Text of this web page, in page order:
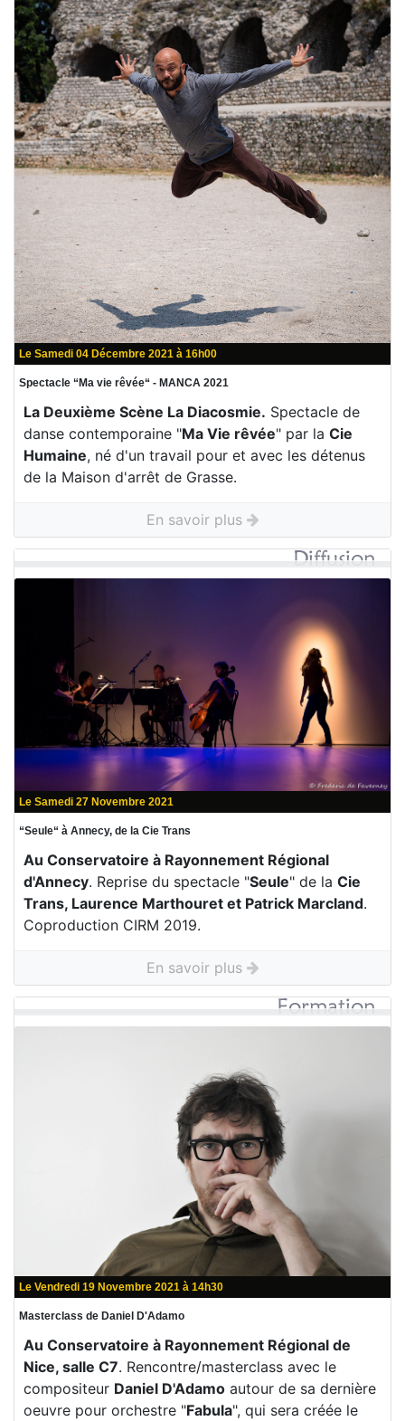
Le Samedi 04 Décembre 2021 à 16h00
Spectacle “Ma vie rêvée“ - MANCA 2021
La Deuxième Scène La Diacosmie. Spectacle de
danse contemporaine "Ma Vie rêvée" par la Cie
Humaine, né d'un travail pour et avec les détenus
de la Maison d'arrêt de Grasse.
En savoir plus
Le Samedi 27 Novembre 2021
“Seule“ à Annecy, de la Cie Trans
Au Conservatoire à Rayonnement Régional
d'Annecy. Reprise du spectacle "Seule" de la Cie
Trans, Laurence Marthouret et Patrick Marcland.
Coproduction CIRM 2019.
En savoir plus
Le Vendredi 19 Novembre 2021 à 14h30
Masterclass de Daniel D'Adamo
Au Conservatoire à Rayonnement Régional de
Nice, salle C7. Rencontre/masterclass avec le
compositeur Daniel D'Adamo autour de sa dernière
oeuvre pour orchestre "Fabula", qui sera créée le